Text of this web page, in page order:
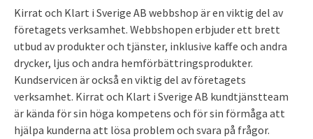
Kirrat och Klart i Sverige AB webbshop är en viktig del av
företagets verksamhet. Webbshopen erbjuder ett brett
utbud av produkter och tjänster, inklusive kaffe och andra
drycker, ljus och andra hemförbättringsprodukter.
Kundservicen är också en viktig del av företagets
verksamhet. Kirrat och Klart i Sverige AB kundtjänstteam
är kända för sin höga kompetens och för sin förmåga att
hjälpa kunderna att lösa problem och svara på frågor.